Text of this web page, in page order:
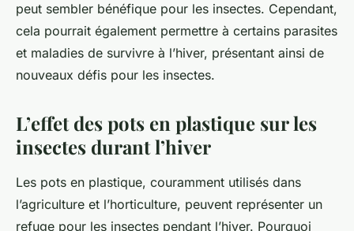
peut sembler bénéfique pour les insectes. Cependant,
cela pourrait également permettre à certains parasites
et maladies de survivre à l’hiver, présentant ainsi de
nouveaux défis pour les insectes.
L’effet des pots en plastique sur les
insectes durant l’hiver
Les pots en plastique, couramment utilisés dans
l’agriculture et l’horticulture, peuvent représenter un
refuge pour les insectes pendant l’hiver. Pourquoi